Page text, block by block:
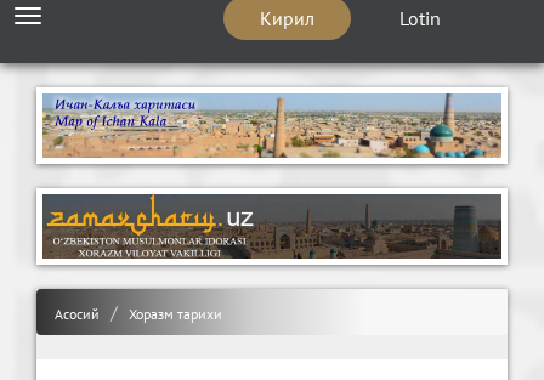
Кирил Lotin
Toggle
Асосий Хоразм тарихи